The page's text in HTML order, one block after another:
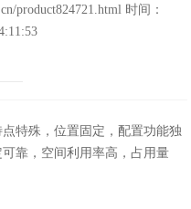
product824721.html 时间：
特殊，位置固定，配置功能独
靠，空间利用率高，占用量